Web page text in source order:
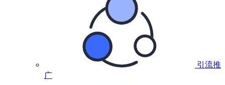
引流推
广